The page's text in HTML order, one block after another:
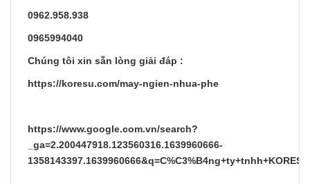
0962.958.938
0965994040
Chúng tôi xin sẵn lòng giải đáp :
https://koresu.com/may-ngien-nhua-phe
https://www.google.com.vn/search?
_ga=2.200447918.123560316.1639960666-